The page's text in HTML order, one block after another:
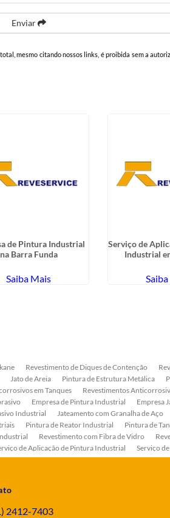
Enviar
mesmo citando nossos links, é proibida sem a
de Pintura Industrial
na Barra Funda
Saiba Mais
Serviço de
Industrial
Revestimento de Diques de Contenção
Jato de Areia Pintura de Estrutura Metálica
em Tanques Revestimentos
Empresa de Pintura Industrial Empresa
Industrial Jateamento com Granalha de Aço
Pintura de Reator Industrial Pintura de
Revestimento com Fibra de Vidro
de Aplicação de Pintura Industrial Serviço
Industriais Serviço de Pintura de Tanque
2412-7403